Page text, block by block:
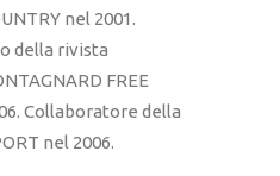
nel 2001.
della rivista
FREE
Collaboratore della
nel 2006.